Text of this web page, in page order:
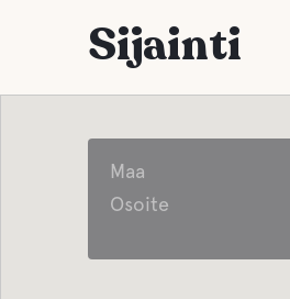
Sijainti
Maa
Osoite